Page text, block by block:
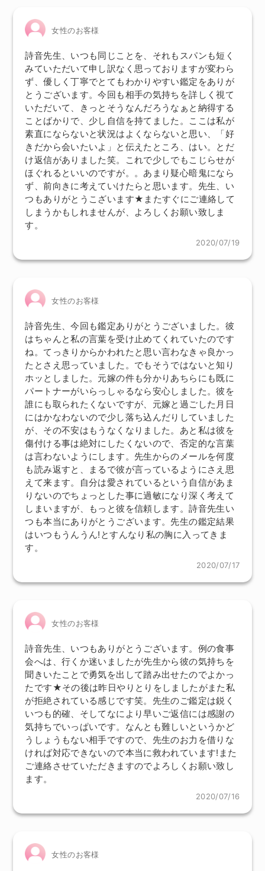
女性のお客様
詩音先生、いつも同じことを、それもスパンも短く
みていただいて申し訳なく思っておりますが変わら
ず、優しく丁寧でとてもわかりやすい鑑定をありが
とうございます。今回も相手の気持ちを詳しく視て
いただいて、きっとそうなんだろうなぁと納得する
ことばかりで、少し自信を持てました。ここは私が
素直にならないと状況はよくならないと思い、「好
きだから会いたいよ」と伝えたところ、はい。とだ
け返信がありました笑。これで少しでもこじらせが
ほぐれるといいのですが。。あまり疑心暗鬼になら
ず、前向きに考えていけたらと思います。先生、い
つもありがとうこざいます★またすぐにご連絡して
しまうかもしれませんが、よろしくお願い致しま
す。
2020/07/19
女性のお客様
詩音先生、今回も鑑定ありがとうございました。彼
はちゃんと私の言葉を受け止めてくれていたのです
ね。てっきりからかわれたと思い言わなきゃ良かっ
たとさえ思っていました。でもそうではないと知り
ホッとしました。元嫁の件も分かりあちらにも既に
パートナーがいらっしゃるなら安心しました。彼を
誰にも取られたくないですが、元嫁と過ごした月日
にはかなわないので少し落ち込んだりしていました
が、その不安はもうなくなりました。あと私は彼を
傷付ける事は絶対にしたくないので、否定的な言葉
は言わないようにします。先生からのメールを何度
も読み返すと、まるで彼が言っているようにさえ思
えて来ます。自分は愛されているという自信があま
りないのでちょっとした事に過敏になり深く考えて
しまいますが、もっと彼を信頼します。詩音先生い
つも本当にありがとうございます。先生の鑑定結果
はいつもうんうん!とすんなり私の胸に入ってきま
す。
2020/07/17
女性のお客様
詩音先生、いつもありがとうございます。例の食事
会へは、行くか迷いましたが先生から彼の気持ちを
聞きいたことで勇気を出して踏み出せたのでよかっ
たです★その後は昨日やりとりをしましたがまた私
が拒絶されている感じです笑。先生のご鑑定は鋭く
いつも的確、そしてなにより早いご返信には感謝の
気持ちでいっぱいです。なんとも難しいというかど
うしょうもない相手ですので、先生のお力を借りな
ければ対応できないので本当に救われています!また
ご連絡させていただきますのでよろしくお願い致し
ます。
2020/07/16
女性のお客様